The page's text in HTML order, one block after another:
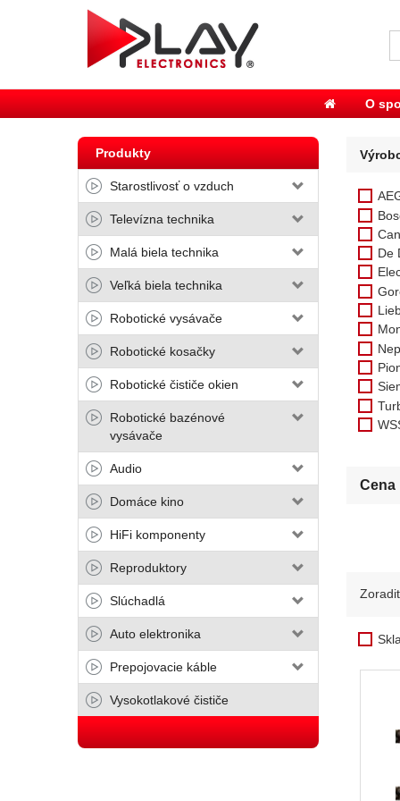
O
Produkty
Starostlivosť o vzduch
Televízna technika
Malá biela technika
Veľká biela technika
Robotické vysávače
Robotické kosačky
Robotické čističe okien
Robotické bazénové
vysávače
Audio
Domáce kino
HiFi komponenty
Reproduktory
Slúchadlá
Auto elektronika
Prepojovacie káble
Vysokotlakové čističe
De
Cena